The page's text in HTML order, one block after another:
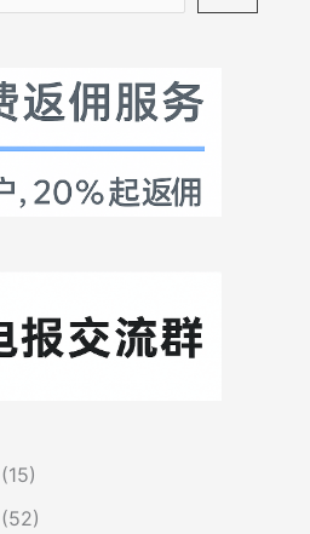
(15)
(52)